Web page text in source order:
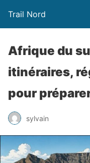
Trail Nord
Afrique du
itinéraires,
pour
sylvain